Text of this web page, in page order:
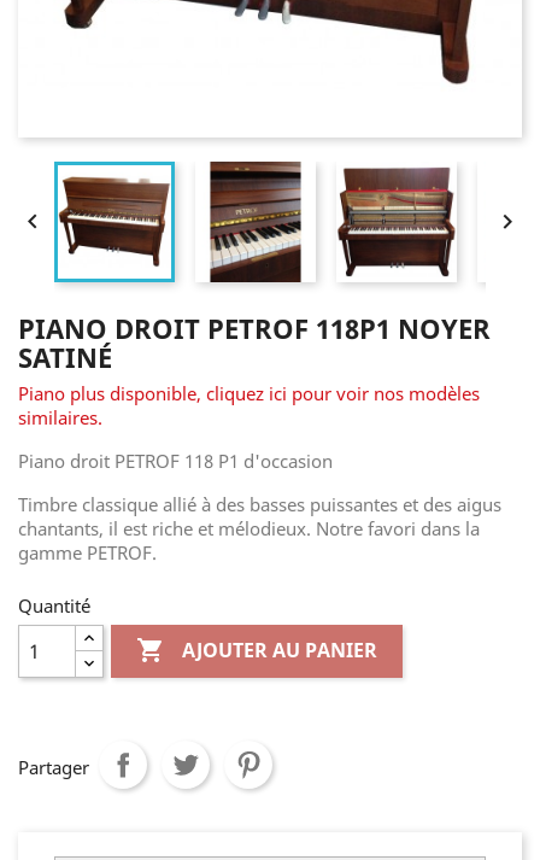
 
PIANO DROIT PETROF 118P1 NOYER
SATINÉ
Piano plus disponible, cliquez ici pour voir nos modèles
similaires.
Piano droit PETROF 118 P1 d'occasion
Timbre classique allié à des basses puissantes et des aigus
chantants, il est riche et mélodieux. Notre favori dans la
gamme PETROF.
Quantité
 AJOUTER AU PANIER
Partager